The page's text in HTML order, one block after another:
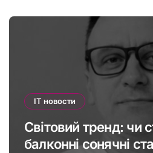
IT новости
Світовий тренд: чи
балконні сонячні